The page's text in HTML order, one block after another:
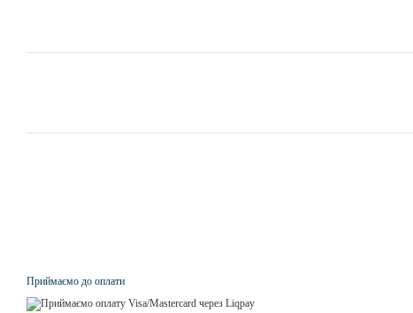
Приймаємо до оплати